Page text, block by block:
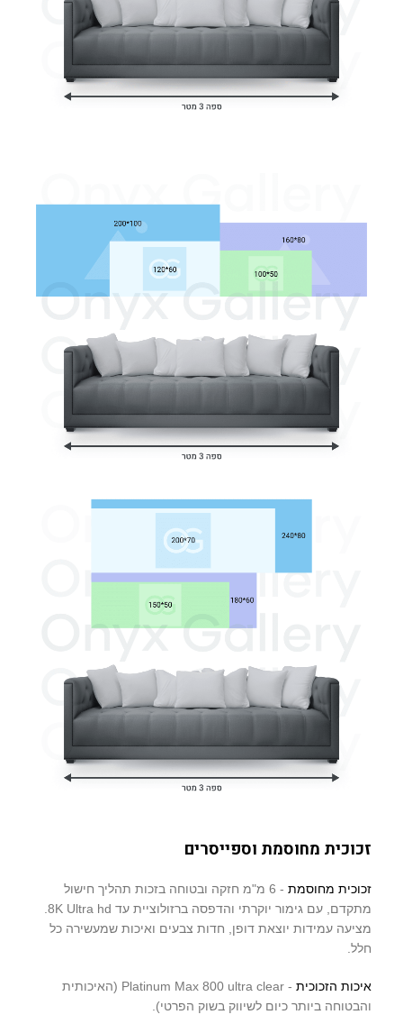
זכוכית מחוסמת וספייסרים
זכוכית מחוסמת
- 6 מ"מ חזקה ובטוחה בזכות תהליך חישול
מתקדם, עם גימור יוקרתי והדפסה ברזולוציית עד 8K Ultra hd.
מציעה עמידות יוצאת דופן, חדות צבעים ואיכות שמעשירה כל
חלל.
איכות הזכוכית
- Platinum Max 800 ultra clear (האיכותית
והבטוחה ביותר כיום לשיווק בשוק הפרטי).